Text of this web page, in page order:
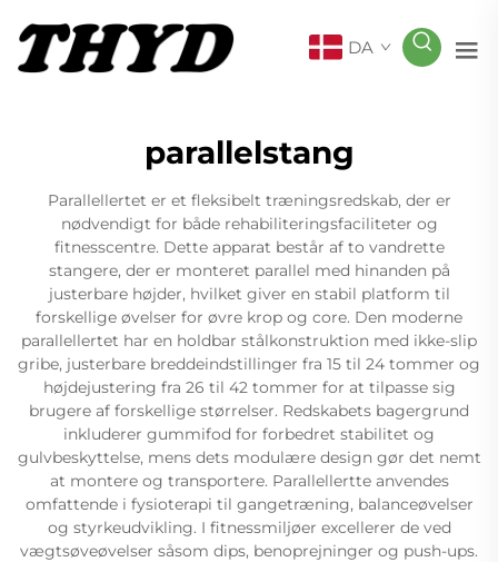
DA
parallelstang
Parallellertet er et fleksibelt træningsredskab, der er
nødvendigt for både rehabiliteringsfaciliteter og
fitnesscentre. Dette apparat består af to vandrette
stangere, der er monteret parallel med hinanden på
justerbare højder, hvilket giver en stabil platform til
forskellige øvelser for øvre krop og core. Den moderne
parallellertet har en holdbar stålkonstruktion med ikke-slip
gribe, justerbare breddeindstillinger fra 15 til 24 tommer og
højdejustering fra 26 til 42 tommer for at tilpasse sig
brugere af forskellige størrelser. Redskabets bagergrund
inkluderer gummifod for forbedret stabilitet og
gulvbeskyttelse, mens dets modulære design gør det nemt
at montere og transportere. Parallellertte anvendes
omfattende i fysioterapi til gangetræning, balanceøvelser
og styrkeudvikling. I fitnessmiljøer excellerer de ved
vægtsøveøvelser såsom dips, benoprejninger og push-ups.